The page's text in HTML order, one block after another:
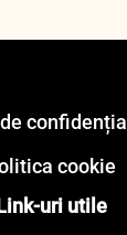
cookie
uri utile